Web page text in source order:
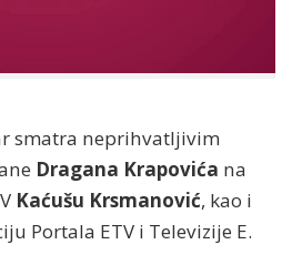
smatra neprihvatljivim
Dragana Krapovića na
Kaćušu Krsmanović, kao i
Portala ETV i Televizije E.